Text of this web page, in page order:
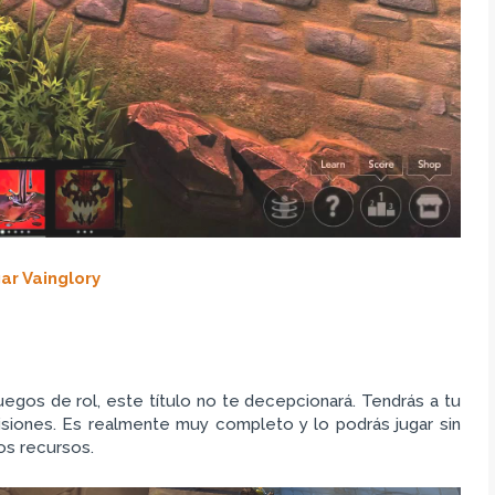
Vainglory
de rol, este título no te decepcionará. Tendrás a tu
Es realmente muy completo y lo podrás jugar sin
recursos.